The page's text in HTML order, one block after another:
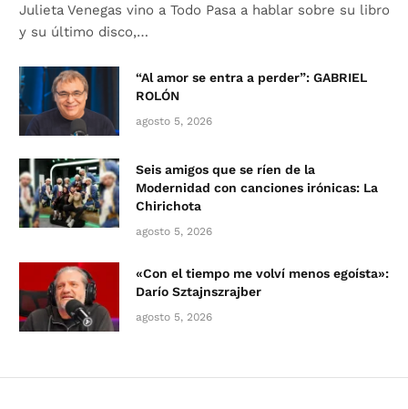
Julieta Venegas vino a Todo Pasa a hablar sobre su libro
y su último disco,…
“Al amor se entra a perder”: GABRIEL
ROLÓN
agosto 5, 2026
Seis amigos que se ríen de la
Modernidad con canciones irónicas: La
Chirichota
agosto 5, 2026
«Con el tiempo me volví menos egoísta»:
Darío Sztajnszrajber
agosto 5, 2026